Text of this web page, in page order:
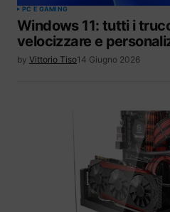
PC E GAMING
Windows 11: tutti i
velocizzare e
by Vittorio Tiso14 Giugno 2026